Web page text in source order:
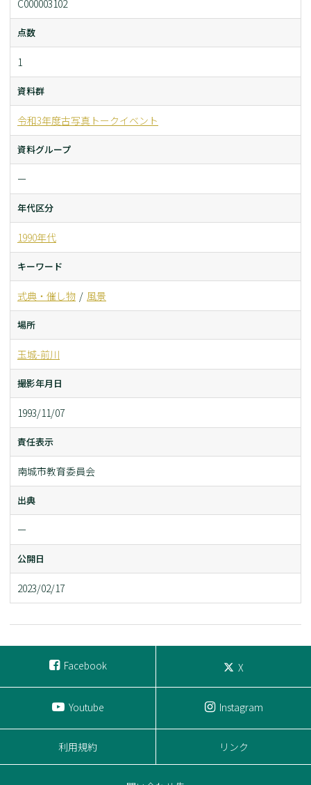
C000003102
点数
1
資料群
令和3年度古写真トークイベント
資料グループ
ー
年代区分
1990年代
キーワード
式典・催し物 風景
場所
玉城-前川
撮影年月日
1993/11/07
責任表示
南城市教育委員会
出典
ー
公開日
2023/02/17
Facebook X
Youtube Instagram
利用規約 リンク